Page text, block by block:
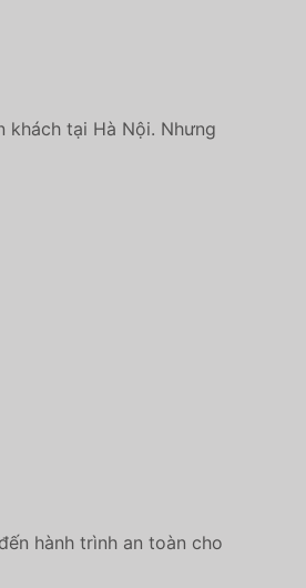
khách tại Hà Nội. Nhưng
hành trình an toàn cho